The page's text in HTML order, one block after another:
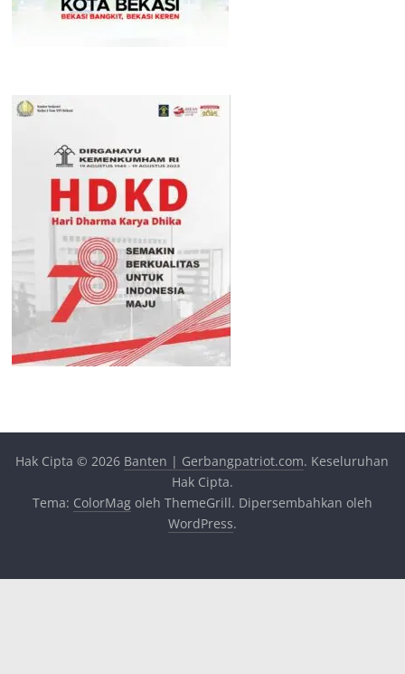
Hak Cipta © 2026 Banten | Gerbangpatriot.com. Keseluruhan
Hak Cipta.
Tema: ColorMagoleh ThemeGrill. Dipersembahkan oleh
WordPress.